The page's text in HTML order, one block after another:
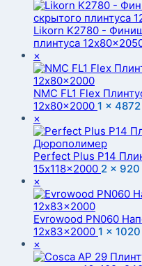
Likorn K2780 -
плинтуса
×
NMC FL1 Flex
12x80x2000 1 × 4872
×
Perfect Plus P14
15x118x2000 2 × 920
×
Evrowood PN060
12x83x2000 1 × 1020
×